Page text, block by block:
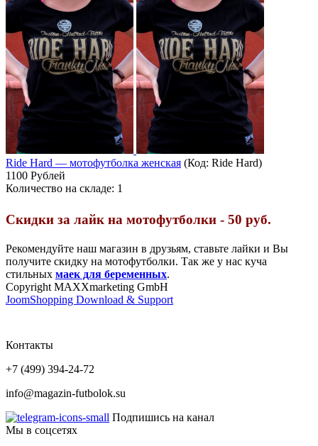
Ride Hard — мотофутболка женская (Код: Ride Hard)
1100 Рублей
Количество на складе: 1
Скидки за лайк на мотофутболки - 50 руб.
Рекомендуйте наш магазин в друзьям, ставьте лайки и Вы
получите скидку на мотофутболки. Так же у нас куча
стильных маек для беременных.
Copyright MAXXmarketing GmbH
JoomShopping Download & Support
Контакты
+7 (499) 394-24-72
info@magazin-futbolok.su
Подпишись на канал
Мы в соцсетях